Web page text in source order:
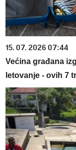
15. 07. 2026 07:44
Većina građana
letovanje - ovih 7